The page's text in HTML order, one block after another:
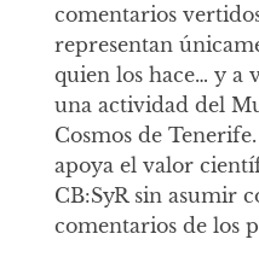
comentarios
representan
quien los hace… y a
una actividad del
Cosmos de
apoya el valor
CB:SyR sin asumir
comentarios de los